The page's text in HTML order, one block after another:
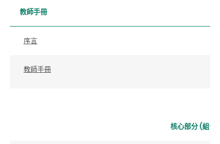
教師手冊
序言
教師手冊
核心部分 (組合